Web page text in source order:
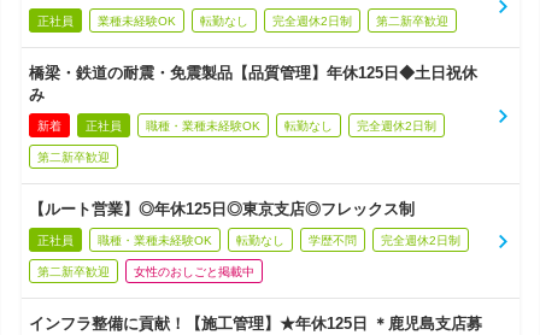
正社員 業種未経験OK 転勤なし 完全週休2日制 第二新卒歓迎
橋梁・鉄道の耐震・免震製品【品質管理】年休125日◆土日祝休
み
新着 正社員 職種・業種未経験OK 転勤なし 完全週休2日制
第二新卒歓迎
【ルート営業】◎年休125日◎東京支店◎フレックス制
正社員 職種・業種未経験OK 転勤なし 学歴不問 完全週休2日制
第二新卒歓迎 女性のおしごと掲載中
インフラ整備に貢献！【施工管理】★年休125日 ＊鹿児島支店募